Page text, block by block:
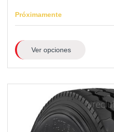
Próximamente
Ver opciones